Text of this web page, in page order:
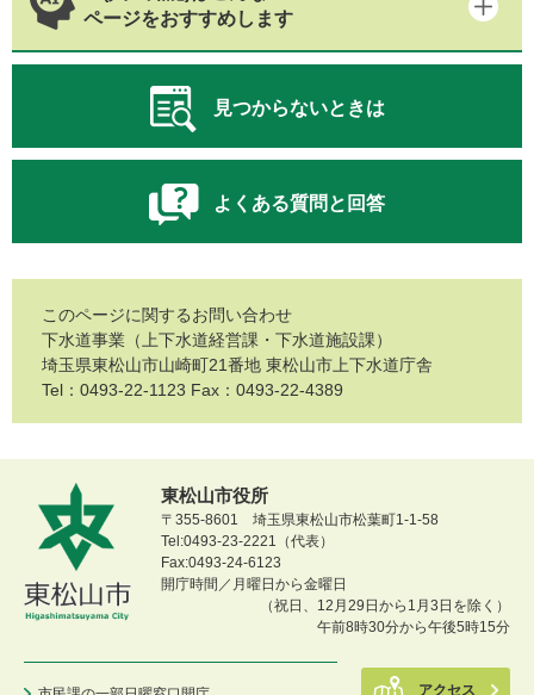
ページをおすすめします
見つからないときは
よくある質問と回答
このページに関するお問い合わせ
下水道事業（上下水道経営課・下水道施設課）
埼玉県東松山市山崎町21番地 東松山市上下水道庁舎
Tel：0493-22-1123 Fax：0493-22-4389
東松山市役所
〒355-8601 埼玉県東松山市松葉町1-1-58
Tel:0493-23-2221（代表）
Fax:0493-24-6123
開庁時間／月曜日から金曜日
（祝日、12月29日から1月3日を除く）
午前8時30分から午後5時15分
アクセス